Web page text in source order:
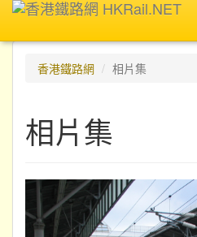
香港鐵路網
相片集
相片集